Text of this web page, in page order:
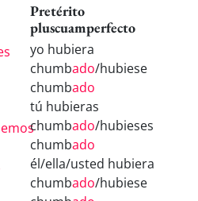
Pretérito
pluscuamperfecto
yo hubiera
chumbado/hubiese
chumbado
tú hubieras
chumbado/hubieses
chumbado
él/ella/usted hubiera
chumbado/hubiese